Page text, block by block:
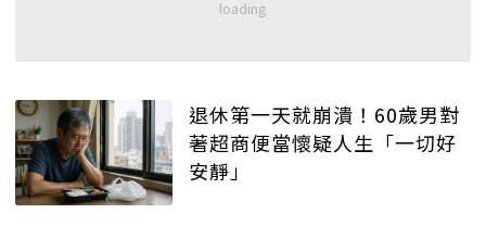
退休第一天就崩潰！60歲男對
著超商便當懷疑人生「一切好
安靜」